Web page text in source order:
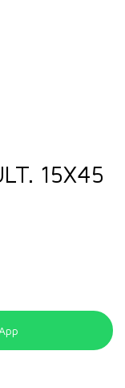
15X45